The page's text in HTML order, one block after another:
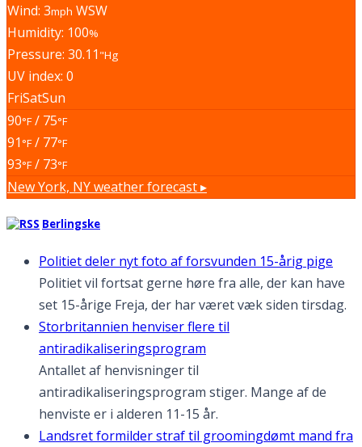
Wind: 3mph WSW
Humidity: 100%
Pressure: 30.11 "Hg
UV index: 0
FriSatSun
90°F/ 75°F
91 °F/ 77°F
93°F/ 73°F
New York, NYweather forecast ▸
Berlingske
Politiet deler nyt foto af forsvunden 15-årig pige
Politiet vil fortsat gerne høre fra alle, der kan have
set 15-årige Freja, der har været væk siden tirsdag.
Storbritannien henviser flere til
antiradikaliseringsprogram
Antallet af henvisninger til
antiradikaliseringsprogram stiger. Mange af de
henviste er i alderen 11-15 år.
Landsret formilder straf til groomingdømt mand fra